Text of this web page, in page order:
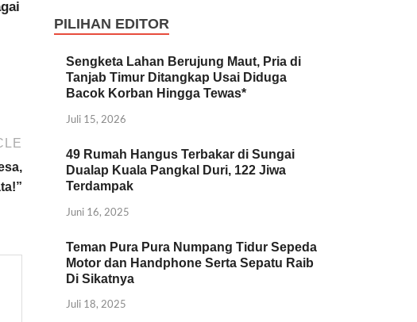
PILIHAN EDITOR
Sengketa Lahan Berujung Maut, Pria di
Tanjab Timur Ditangkap Usai Diduga
Bacok Korban Hingga Tewas*
Juli 15, 2026
49 Rumah Hangus Terbakar di Sungai
Dualap Kuala Pangkal Duri, 122 Jiwa
Terdampak
Juni 16, 2025
Teman Pura Pura Numpang Tidur Sepeda
Motor dan Handphone Serta Sepatu Raib
Di Sikatnya
Juli 18, 2025